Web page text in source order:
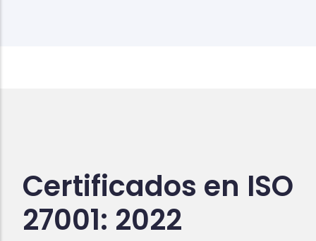
Certificados en ISO
27001: 2022